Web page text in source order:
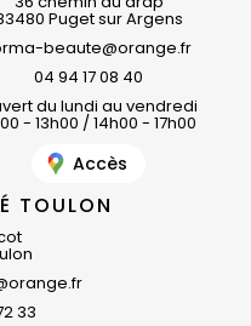
Puget sur Argens
beaute@orange.fr
04 94 17 08 40
du lundi au vendredi
- 13h00 / 14h00 - 17h00
Accès
TOULON
33